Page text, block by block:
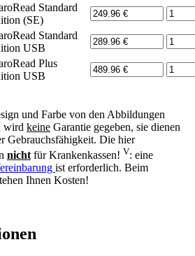
Standard
(SE)
Standard
USB
Plus
USB
und Farbe von den Abbildungen
wird keine Garantie gegeben, sie dienen
Gebrauchsfähigkeit. Die hier
nicht für Krankenkassen! V: eine
ist erforderlich. Beim
Ihnen Kosten!